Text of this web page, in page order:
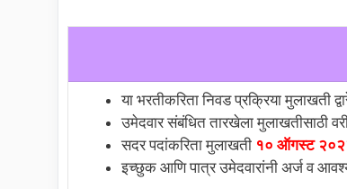
या भरतीकरिता निवड प्रक्रिया मुलाखती
उमेदवार संबंधित तारखेला मुलाखतीसाठी
सदर पदांकरिता मुलाखती १० ऑगस्ट
इच्छुक आणि पात्र उमेदवारांनी अर्ज व